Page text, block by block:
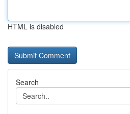
HTML is disabled
Search